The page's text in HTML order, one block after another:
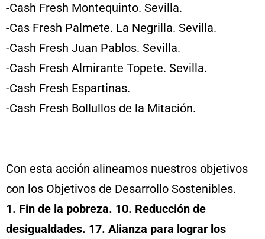
-Cash Fresh Montequinto. Sevilla.
-Cas Fresh Palmete. La Negrilla. Sevilla.
-Cash Fresh Juan Pablos. Sevilla.
-Cash Fresh Almirante Topete. Sevilla.
-Cash Fresh Espartinas.
-Cash Fresh Bollullos de la Mitación.
Con esta acción alineamos nuestros objetivos
con los Objetivos de Desarrollo Sostenibles.
1. Fin de la pobreza. 10. Reducción de
desigualdades. 17. Alianza para lograr los